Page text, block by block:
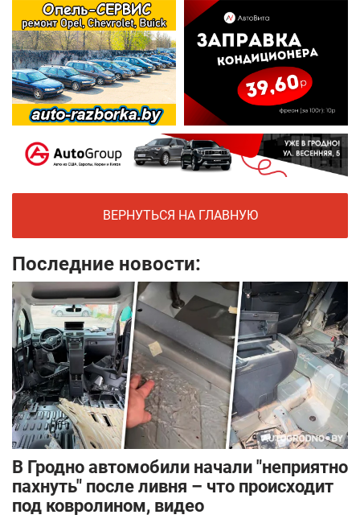
ВЕРНУТЬСЯ НА ГЛАВНУЮ
Последние новости:
В Гродно автомобили начали "неприятно
пахнуть" после ливня – что происходит
под ковролином, видео